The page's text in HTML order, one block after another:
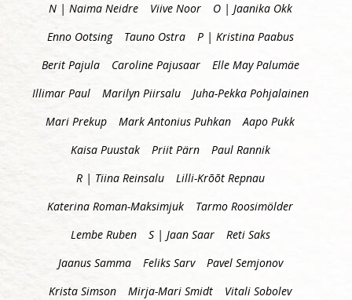
N | Naima Neidre
Viive Noor
O | Jaanika Okk
Enno Ootsing
Tauno Ostra
P | Kristina Paabus
Berit Pajula
Caroline Pajusaar
Elle May Palumäe
Illimar Paul
Marilyn Piirsalu
Juha-Pekka Pohjalainen
Mari Prekup
Mark Antonius Puhkan
Aapo Pukk
Kaisa Puustak
Priit Pärn
Paul Rannik
R | Tiina Reinsalu
Lilli-Krõõt Repnau
Katerina Roman-Maksimjuk
Tarmo Roosimölder
Lembe Ruben
S | Jaan Saar
Reti Saks
Jaanus Samma
Feliks Sarv
Pavel Semjonov
Krista Simson
Mirja-Mari Smidt
Vitali Sobolev